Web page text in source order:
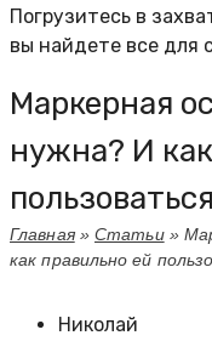
Погрузитесь в
вы найдете все для
Маркерная
нужна? И
Главная»Статьи»
как правильно ей
Николай